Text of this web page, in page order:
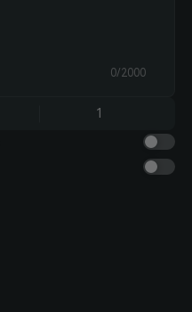
0/2000
1